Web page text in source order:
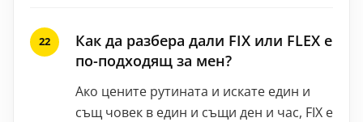
Как да разбера дали FIX или FLEX е
по-подходящ за мен?
Ако цените рутината и искате един и
същ човек в един и същи ден и час, FIX е